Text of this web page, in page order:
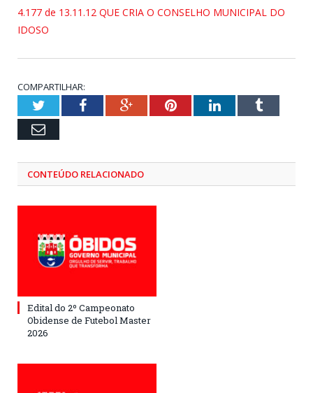
4.177 de 13.11.12 QUE CRIA O CONSELHO MUNICIPAL DO
IDOSO
COMPARTILHAR:
TwitterFacebookGoogle+PinterestLinkedInTumblr
Email
CONTEÚDO RELACIONADO
Edital do 2º Campeonato
Obidense de Futebol Master
2026